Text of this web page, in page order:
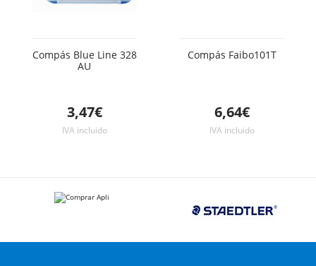
Compás Blue Line 328
AU
3,47€
IVA incluido
Compás Faibo101T
6,64€
IVA incluido